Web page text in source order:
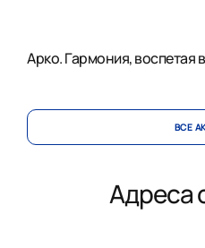
Арко. Гармония, воспетая
ВСЕ
Адреса